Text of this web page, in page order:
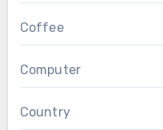
Coffee
Computer
Country